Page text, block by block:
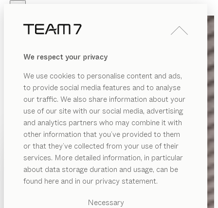
We respect your privacy
We use cookies to personalise content and ads,
to provide social media features and to analyse
our traffic. We also share information about your
use of our site with our social media, advertising
and analytics partners who may combine it with
other information that you’ve provided to them
or that they’ve collected from your use of their
services. More detailed information, in particular
about data storage duration and usage, can be
found here and in our privacy statement.
Necessary
PRODUKTE
INSPIRATION
HÄNDLER
Vorgeschlagene
Kategorien
PRODUKTE
INSPIRATION
ÜBER UNS